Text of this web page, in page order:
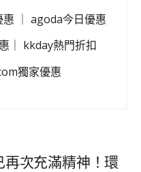
｜ agoda今日優惠
kkday熱門折扣
獨家優惠
次充滿精神！環